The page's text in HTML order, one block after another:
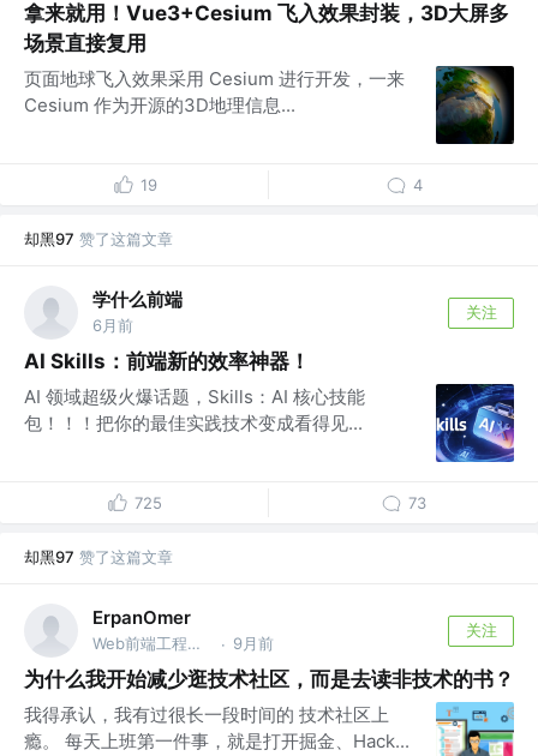
拿来就用！Vue3+Cesium 飞入效果封装，3D大屏多
场景直接复用
页面地球飞入效果采用 Cesium 进行开发，一来
Cesium 作为开源的3D地理信息...
19 4
却黑97 赞了这篇文章
学什么前端
6月前
关注
AI Skills：前端新的效率神器！
AI 领域超级火爆话题，Skills：AI 核心技能
包！！！把你的最佳实践技术变成看得见...
725 73
却黑97 赞了这篇文章
ErpanOmer
Web前端工程师 @跨境 · 9月前
关注
为什么我开始减少逛技术社区，而是去读非技术的书？
我得承认，我有过很长一段时间的 技术社区上
瘾。 每天上班第一件事，就是打开掘金、Hack...